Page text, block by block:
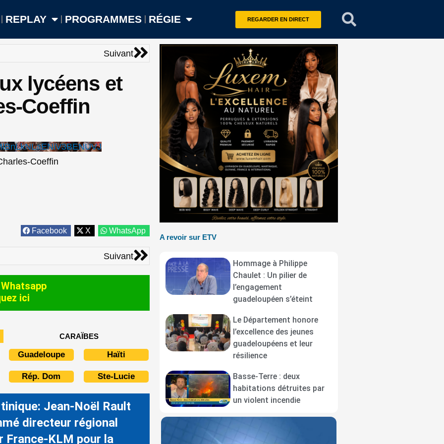
REPLAY PROGRAMMES RÉGIE REGARDER EN DIRECT
SuivantSuivant
lycéens et
Coeffin
Coeffin
Facebook X WhatsApp
SuivantSuivant
ici
CARAÏBES
Guadeloupe Haïti
Rép. Dom Ste-Lucie
Jean-Noël Rault
directeur régional
France-KLM pour la
A revoir sur ETV
Hommage à Philippe
Chaulet : Un pilier de
l’engagement
guadeloupéen s’éteint
Le Département honore
l’excellence des jeunes
guadeloupéens et leur
résilience
Basse-Terre : deux
habitations détruites par
un violent incendie